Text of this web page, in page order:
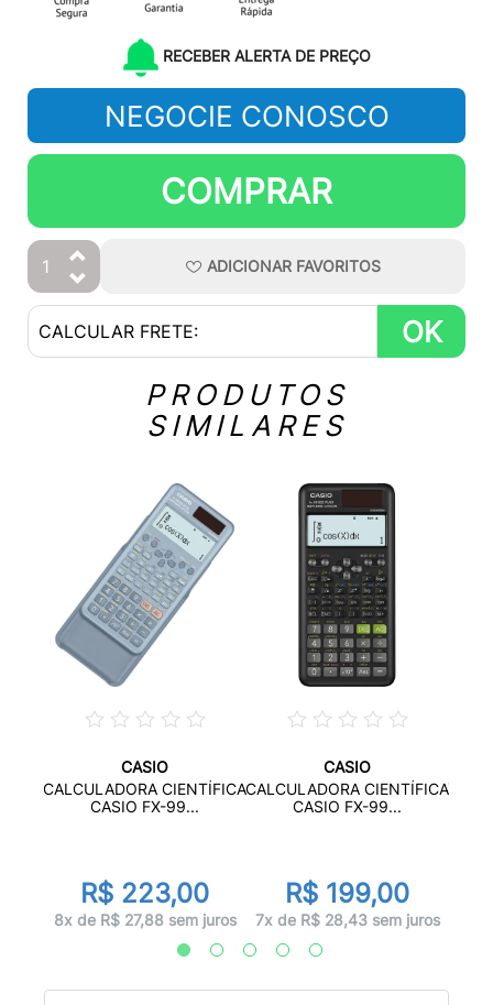
RECEBER ALERTA DE PREÇO
NEGOCIE CONOSCO
COMPRAR
ADICIONAR FAVORITOS
OK
PRODUTOS
SIMILARES
CASIO
CALCULADORA CIENTÍFICA
CASIO FX-99...
R$ 223,00
8x de R$ 27,88 sem juros
CASIO
CALCULADORA CIENTÍFICA
CASIO FX-99...
R$ 199,00
7x de R$ 28,43 sem juros